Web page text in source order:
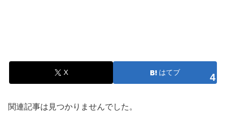
X はてブ 4
関連記事は見つかりませんでした。